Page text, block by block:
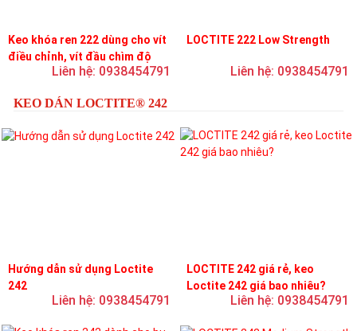
Keo khóa ren 222 dùng cho vít
điều chỉnh, vít đầu chìm độ
bền thấpLiên hệ: 0938454791
LOCTITE 222 Low Strength
Liên hệ: 0938454791
KEO DÁN LOCTITE® 242
Hướng dẫn sử dụng Loctite
242
Liên hệ: 0938454791
LOCTITE 242 giá rẻ, keo
Loctite 242 giá bao nhiêu?
Liên hệ: 0938454791